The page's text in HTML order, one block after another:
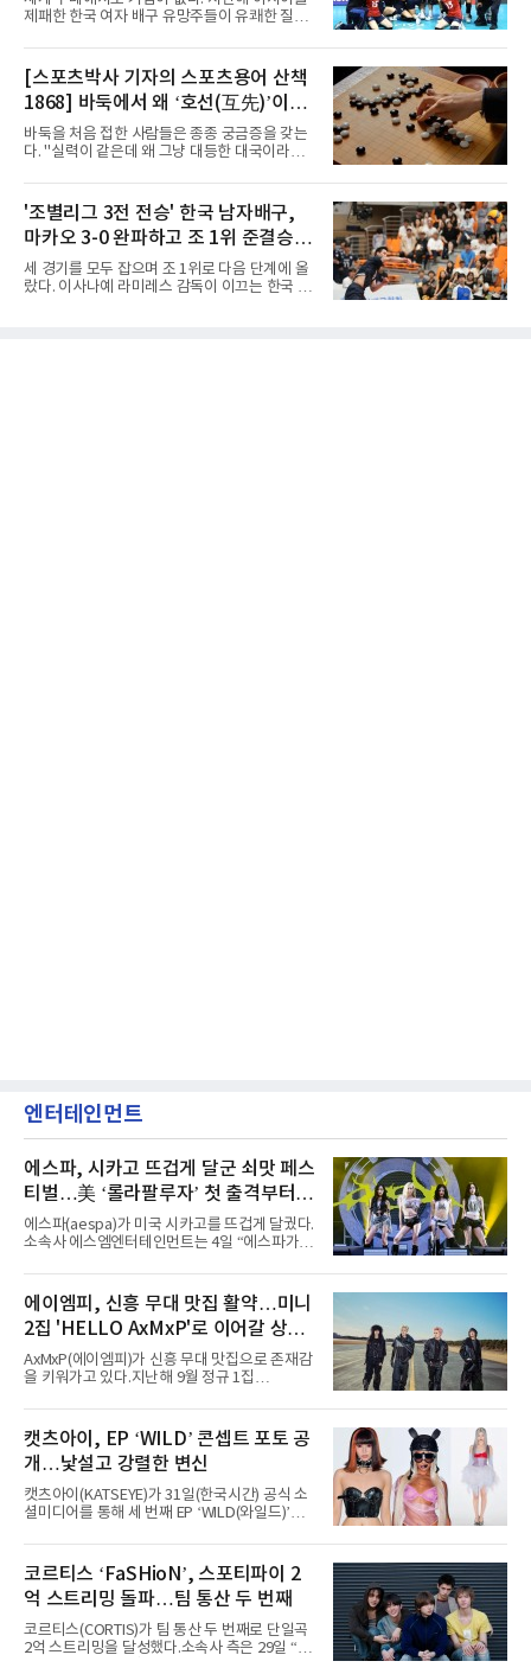
줄스(라트비아) 감독이 이끄는 대표팀은 지난달
6일 FIBA 월드컵 예선 1라운드 6차전에서 일본
NBA에 도전 중인 이현중을 앞세운 대표팀의 목
표는 우승이다.조별리그는 12
제패한 한국 여자 배구 유망주들이 유쾌한 질주
이하(U-17) 여자배구대표팀은 8일(한국시간) 칠
레 로스안데스에서 열린 2026 국제배구연맹
(FIVB) U-17 여자 세계선수권대회 조별리그 D조
2차전에서 대만을 세트 점수 3-1(25-19 18-25
25-13 25-15)로 꺾었다. 전날 푸에르토리코를
3-1로 물리쳤던 한국은 2연승으로 조 1위에 올
라 16강 진출에 청신호를 켰다.이날 승리는 남다
3-2로 꺾고 정상에 올랐는데, 세계선수권에서
이뤄진 '리턴 매치'에서도 승리하
[스포츠박사 기자의 스포츠용어 산책
1868] 바둑에서 왜 ‘호선(互先)’이라
말할까
바둑을 처음 접한 사람들은 종종 궁금증을 갖는
다. "실력이 같은데 왜 그냥 대등한 대국이라고
‘바둑에서 왜 ‘대국(對局)’이라 말할까‘ 참조)'호
선(互先)'은 한자로 '서로 호(互)', '먼저 선(先)'을
쓴다. 직역하면 '서로 먼저 둔다'는 뜻이다. 여기
서 '서로 먼저 둔다'는 표현은 한 판에서 두 사람
이 동시에 선수를 잡는다는 의미가 아니다. 중국
과 일본의 고대 바둑에서 실력이 같은 사람끼리
는 여러 판을 둘 때 흑(선수)을 번갈아 맡았다는
'조별리그 3전 전승' 한국 남자배구,
마카오 3-0 완파하고 조 1위 준결승
진출
세 경기를 모두 잡으며 조 1위로 다음 단계에 올
랐다. 이사나예 라미레스 감독이 이끄는 한국 남
엔터테인먼트
에스파, 시카고 뜨겁게 달군 쇠맛 페스
티벌…美 ‘롤라팔루자’ 첫 출격부터
증명한 존재감
에스파(aespa)가 미국 시카고를 뜨겁게 달궜다.
소속사 에스엠엔터테인먼트는 4일 “에스파가
서 열린 ‘롤라팔루자 시카고’(Lollapalooza
Chicago)의 알리안츠 스테이지에 올랐다”며
“총 14곡으로 구성된 세트리스트를 선사, 데뷔 7
년 차다운 노련한 무대 매너와 파워풀한 에너지
로 현장의 분위기를 압도했다”고 밝혔다.1991
년 시작된 ‘롤라팔루자’는 8개 스테이지, 170여
팀의 아티스트와 40만 명 이상의 관객이 운집하
코르티스 등 K팝 스타들이 출연진 명단에 이름
을 올렸다.이날 에스파는
에이엠피, 신흥 무대 맛집 활약…미니
2집 'HELLO AxMxP'로 이어갈 상승
세
AxMxP(에이엠피)가 신흥 무대 맛집으로 존재감
을 키워가고 있다.지난해 9월 정규 1집
AxMxP는 데뷔 전부터 버스킹과 각종 페스티벌,
공연 무대에 오르며 실전 경험을 쌓아왔다.이들
은 소속사 패밀리 콘서트를 비롯해 '뷰티풀 민트
라이프 2025', '2025 부산국제록페스티벌' 등 대
형 무대에 잇달아 출연해 당찬 에너지와 풋풋한
매력으로 음악팬들의 눈도장을 찍었다.이후
AxMxP는 '카운트다운 판타지 2025-2026',
정적인 실력을 입증했고, 올해 '2026 어썸뮤직
페스티벌', '뷰티풀 민트 라이프 2026', '2026
캣츠아이, EP ‘WILD’ 콘셉트 포토 공
개…낯설고 강렬한 변신
캣츠아이(KATSEYE)가 31일(한국시간) 공식 소
셜미디어를 통해 세 번째 EP ‘WILD(와일드)’의
heart(와일드 하트)’라는 제목이 붙은 콘셉트 포
토에는 멤버들의 본능적이고 야성적인 면모가
강렬하게 담겼다. 짙은 아이섀도와 푸른빛·금빛·
붉은빛의 컬러 렌즈가 비현실적인 분위기를 자
아내고, 여러 원색이 불규칙하게 뒤섞인 멀티컬
러 헤어와 과감한 블루·블랙 립 메이크업이 낯설
고도 매혹적인 비주얼을 완성했다.스타일링 역
코르티스 ‘FaSHioN’, 스포티파이 2
억 스트리밍 돌파…팀 통산 두 번째
코르티스(CORTIS)가 팀 통산 두 번째로 단일곡
2억 스트리밍을 달성했다.소속사 측은 29일 “코